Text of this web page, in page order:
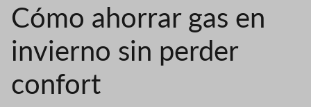
Cómo ahorrar gas en
invierno sin perder
confort